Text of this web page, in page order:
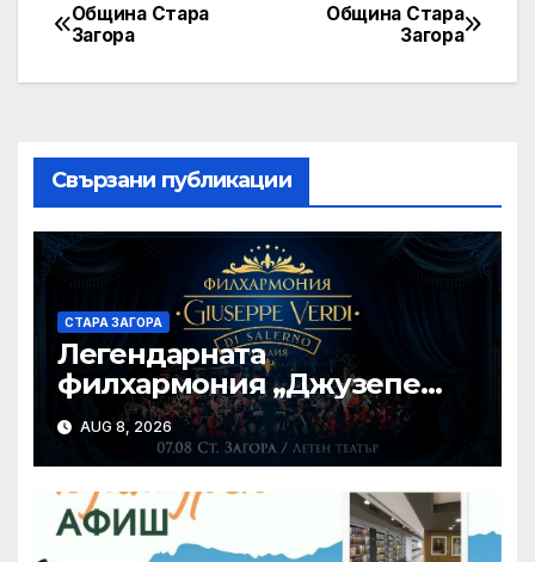
Post
navigation
Община Стара
Загора
Община Стара
Загора
Свързани публикации
СТАРА ЗАГОРА
Легендарната
филхармония „Джузепе
Верди“ от Салерно с
концерт под звездите тази
вечер в Летен татър – Стара
Загора
AUG 8, 2026